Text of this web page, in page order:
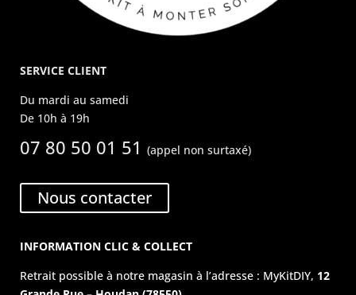
SERVICE CLIENT
Du mardi au samedi
De 10h à 19h
07 80 50 01 51(appel non surtaxé)
Nous contacter
INFORMATION CLIC & COLLECT
Retrait possible à notre magasin à l’adresse : MyKitDIY, 12